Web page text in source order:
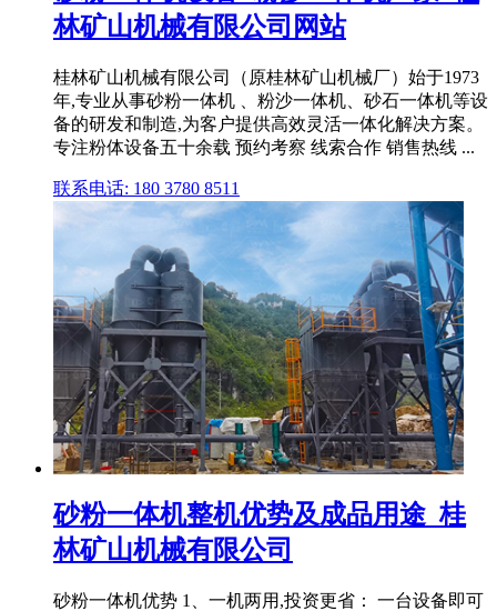
林矿山机械有限公司网站
桂林矿山机械有限公司（原桂林矿山机械厂）始于1973
年,专业从事砂粉一体机 、粉沙一体机、砂石一体机等设
备的研发和制造,为客户提供高效灵活一体化解决方案。
专注粉体设备五十余载 预约考察 线索合作 销售热线 ...
联系电话: 180 3780 8511
砂粉一体机整机优势及成品用途_桂
林矿山机械有限公司
砂粉一体机优势 1、一机两用,投资更省： 一台设备即可